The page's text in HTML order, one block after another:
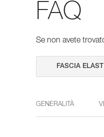
FAQ
Se non avete
GENERALITÀ